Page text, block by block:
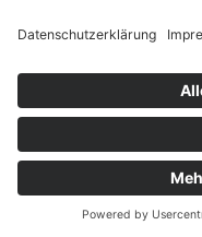
vorpommerncloud
msisdesign. GmbH
17392 Boldekow
Jetzt mehr erfahren:
Wir bieten flexible,